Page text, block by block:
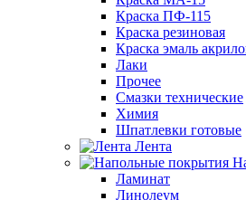
Краска ПФ-115
Краска резиновая
Краска эмаль
Лаки
Прочее
Смазки технические
Химия
Шпатлевки готовые
Лента
Ламинат
Линолеум